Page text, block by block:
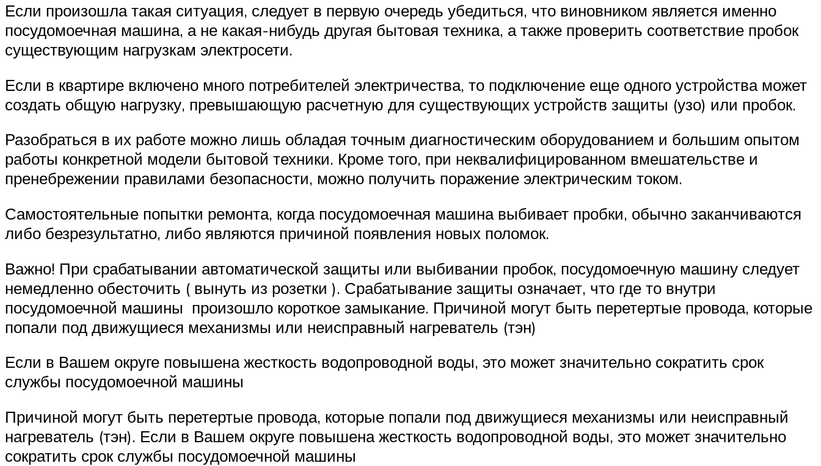
Если произошла такая ситуация, следует в первую очередь убедиться, что виновником является именно
посудомоечная машина, а не какая-нибудь другая бытовая техника, а также проверить соответствие пробок
существующим нагрузкам электросети.
Если в квартире включено много потребителей электричества, то подключение еще одного устройства может
создать общую нагрузку, превышающую расчетную для существующих устройств защиты (узо) или пробок.
Разобраться в их работе можно лишь обладая точным диагностическим оборудованием и большим опытом
работы конкретной модели бытовой техники. Кроме того, при неквалифицированном вмешательстве и
пренебрежении правилами безопасности, можно получить поражение электрическим током.
Самостоятельные попытки ремонта, когда посудомоечная машина выбивает пробки, обычно заканчиваются
либо безрезультатно, либо являются причиной появления новых поломок.
Важно! При срабатывании автоматической защиты или выбивании пробок, посудомоечную машину следует
немедленно обесточить ( вынуть из розетки ). Срабатывание защиты означает, что где то внутри
посудомоечной машины произошло короткое замыкание. Причиной могут быть перетертые провода, которые
попали под движущиеся механизмы или неисправный нагреватель (тэн)
Если в Вашем округе повышена жесткость водопроводной воды, это может значительно сократить срок
службы посудомоечной машины
Причиной могут быть перетертые провода, которые попали под движущиеся механизмы или неисправный
нагреватель (тэн). Если в Вашем округе повышена жесткость водопроводной воды, это может значительно
сократить срок службы посудомоечной машины